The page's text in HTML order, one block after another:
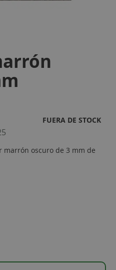
FUERA DE STOCK
marrón oscuro de 3 mm de